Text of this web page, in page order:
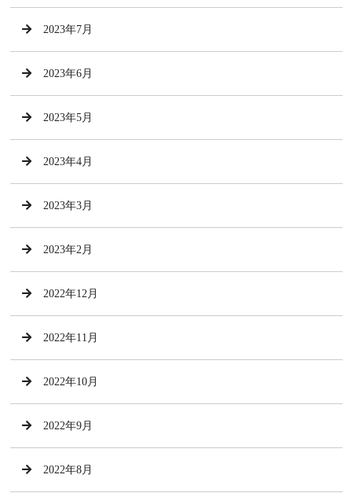
2023年7月
2023年6月
2023年5月
2023年4月
2023年3月
2023年2月
2022年12月
2022年11月
2022年10月
2022年9月
2022年8月